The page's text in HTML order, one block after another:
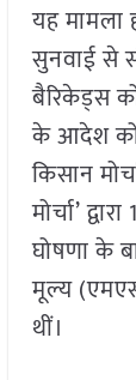
यह मामला
सुनवाई से
बैरिकेड्स
के आदेश को
किसान
मोर्चा’
घोषणा के
मूल्य
थीं।